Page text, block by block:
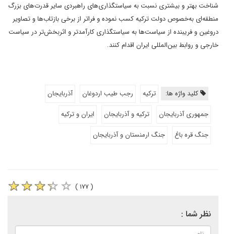
شناخت بهتر و بیشتری نسبت به سیاستگذاری‌های راهبردی سایر قدرت‌های بزرگ
منطقه‌ای به‌خصوص دولت ترکیه کسب نموده و فراتر از برخی بازتاب‌ها و تصاویر
دروغین و فریبنده از سیاست‌ها به سیاستگذاری کارآمدتر و اثربخش‌تر در سیاست
خارجی و روابط بین‌المللی ایران اقدام کنند.
کلید واژه ها: ترکیه رجب طیب اردوغان
آذربایجان
جمهوری آذربایجان
ترکیه و آذربایجان
ایران و ترکیه
جنگ قره باغ
جنگ ارمنستان و آذربایجان
( ۱۷۷ )
نظر شما :